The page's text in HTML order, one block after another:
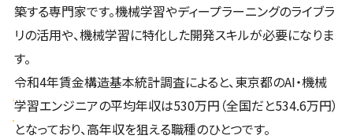
築する専門家です。機械学習やディープラーニングのライブラ
リの活用や、機械学習に特化した開発スキルが必要になりま
す。
令和4年賃金構造基本統計調査によると、東京都のAI・機械
学習エンジニアの平均年収は530万円（全国だと534.6万円）
となっており、高年収を狙える職種のひとつです。